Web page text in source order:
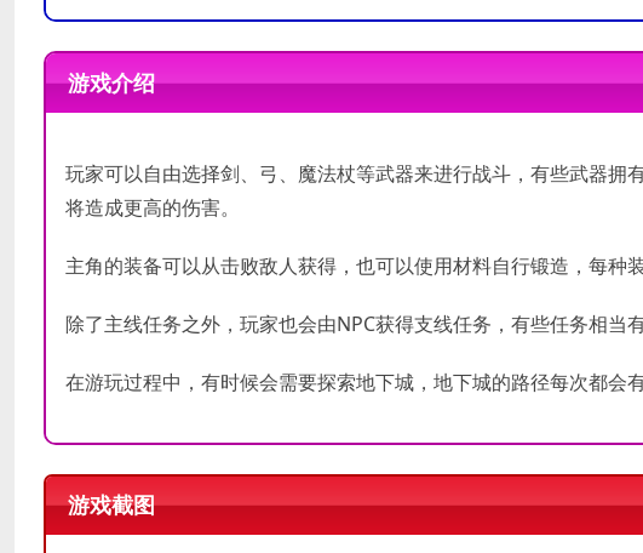
DirectX 版本:11
DirectX 版本:11
游戏介绍
玩家可以自由选择剑、弓、魔法杖等武器来进行战斗，有些武器拥
将造成更高的伤害。
主角的装备可以从击败敌人获得，也可以使用材料自行锻造，每种
除了主线任务之外，玩家也会由NPC获得支线任务，有些任务相当
在游玩过程中，有时候会需要探索地下城，地下城的路径每次都会
游戏截图